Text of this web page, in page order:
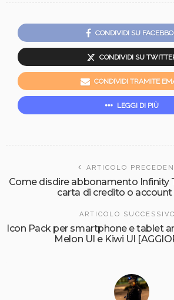
CONDIVIDI SU
CONDIVIDI SU
CONDIVIDI TRAMITE
LEGGI DI PIÙ
ARTICOLO
Come disdire abbonamento Infinity
carta di credito o account
ARTICOLO SUCCESSIVO
Icon Pack per smartphone e tablet
Melon UI e Kiwi UI